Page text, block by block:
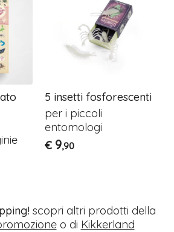
5 insetti fosforescenti
per i piccoli
entomologi
€ 9,90
scopri altri prodotti della
o di Kikkerland